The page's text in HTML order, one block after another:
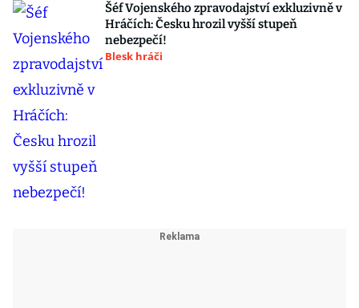
Šéf Vojenského zpravodajství exkluzivně v
Hráčích: Česku hrozil vyšší stupeň
nebezpečí!
Blesk hráči